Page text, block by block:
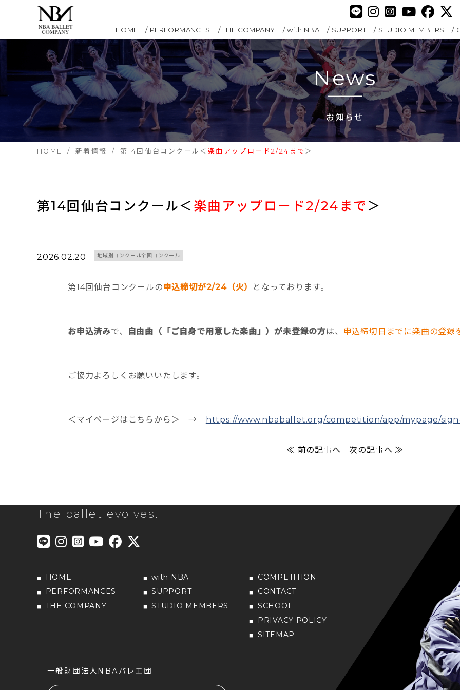
HOME PERFORMANCES THE COMPANY with NBA SUPPORT STUDIO MEMBERS
News
お知らせ
HOME 新着情報 第14回仙台コンクール＜ 楽曲アップロード2/24まで ＞
第14回仙台コンクール＜ 楽曲アップロード2/24まで ＞
2026.02.20 地域別コンクール全国コンクール
第14回仙台コンクールの申込締切が2/24（火） となっております。
お申込済みで、 自由曲（「ご自身で用意した楽曲」）が未登録の方は、 申込締切日までに楽曲の登録
ご協力よろしくお願いいたします。
＜マイページはこちらから＞ → https://www.nbaballet.org/competition/app/mypage/
≪ 前の記事へ 次の記事へ ≫
The ballet evolves.
HOME
PERFORMANCES
THE COMPANY
with NBA
SUPPORT
STUDIO MEMBERS
COMPETITION
CONTACT
SCHOOL
PRIVACY POLICY
SITEMAP
一般財団法人NBAバレエ団